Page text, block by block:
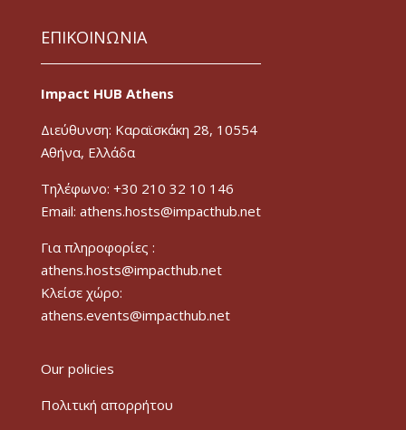
ΕΠΙΚΟΙΝΩΝΙΑ
Impact HUB Athens
Διεύθυνση: Καραϊσκάκη 28, 10554
Αθήνα, Ελλάδα
Τηλέφωνο: +30 210 32 10 146
Email: athens.hosts@impacthub.net
Για πληροφορίες :
athens.hosts@impacthub.net
Κλείσε χώρο:
athens.events@impacthub.net
Our policies
Πολιτική απορρήτου